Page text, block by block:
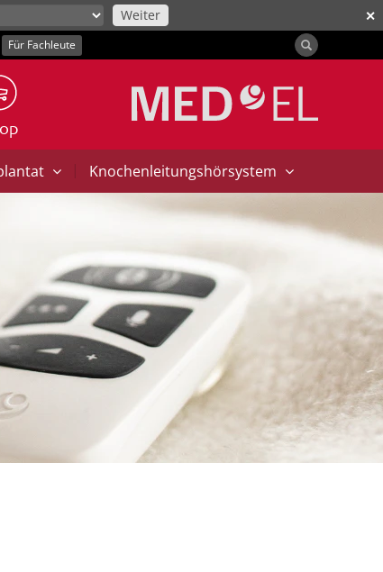
✕
Weiter
Für Fachleute
| Knochenleitungshörsystem